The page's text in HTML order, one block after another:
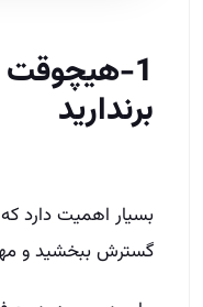
1-هیچوقت
برندارید
بسیار اهمیت دارد
گسترش ببخشید و